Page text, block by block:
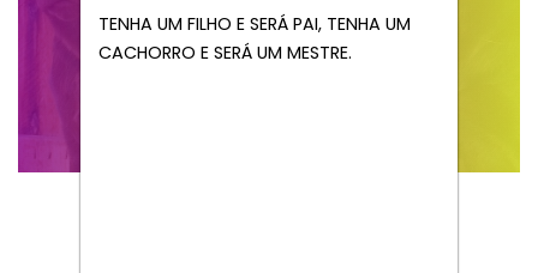
TENHA UM FILHO E SERÁ PAI, TENHA UM
CACHORRO E SERÁ UM MESTRE.